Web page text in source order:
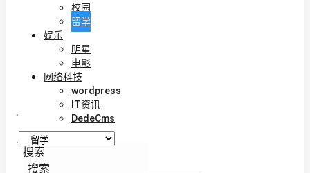
校园
留学
娱乐
明星
电影
网络科技
wordpress
IT资讯
DedeCms
.
.
搜索
搜索